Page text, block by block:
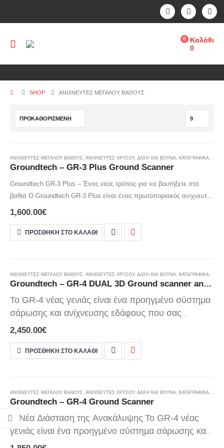
0
Καλάθι
0
SHOP ΑΝΙΧΝΕΥΤΈΣ ΜΕΓΆΛΟΎ ΒΆΘΟΥΣ
ΑΝΙΧΝΕΥΤΈΣ ΜΕΓΆΛΟΎ ΒΆΘΟΥΣ, ΑΝΙΧΝΕΥΤΈΣ ΧΡΥΣΟΎ, ΔΆΣΗ ΚΑΙ ΒΟΥΝΆ, ΚΑΤΑΓΡΑΦΙΚΑ - GPR
Groundtech – GR-3 Plus Ground Scanner
Groundtech GR-3 Plus – Ένας νέος τρόπος για να βουτήξετε στα
βαθιά Ο Groundtech GR-3 Plus είναι ένας πρωτοποριακός ανιχνευτής
σάρωσης εδάφους που προσφέρει μοναδική ακρίβεια και ευκολία
επιτρέπει την τρισδιάστατη ανάλυση του υπεδάφους,
αποκαλύπτοντας μεταλλικά αντικείμενα, κοιλότητες, σήραγγες.
1,600.00€
ΠΡΟΣΘΉΚΗ ΣΤΟ ΚΑΛΆΘΙ
ΑΝΙΧΝΕΥΤΈΣ ΜΕΓΆΛΟΎ ΒΆΘΟΥΣ ΑΝΙΧΝΕΥΤΈΣ ΧΡΥΣΟΎ, ΔΆΣΗ ΚΑΙ ΒΟΥΝΆ ΚΑΤΑΓΡΑΦΙΚΑ - GPR
Groundtech – GR-4 DUAL 3D Ground scanner and integrated pulse induction metal detector
Το GR-4 νέας γενιάς είναι ένα προηγμένο σύστημα
σάρωσης και ανίχνευσης εδάφους που σας
επιτρέπει να ανιχνεύετε υπόγειες ανωμαλίες, να
τα αποτελέσματα άμεσα.
Προσφέρει
ερευνητές και όποιον θέλει να εργαστεί με υψηλή
ακρίβεια σε υπόγειες κατασκευές.
2,450.00€
ΠΡΟΣΘΉΚΗ ΣΤΟ ΚΑΛΆΘΙ
ΑΝΙΧΝΕΥΤΈΣ ΜΕΓΆΛΟΎ ΒΆΘΟΥΣ ΑΝΙΧΝΕΥΤΈΣ ΧΡΥΣΟΎ, ΔΆΣΗ ΚΑΙ ΒΟΥΝΆ ΚΑΤΑΓΡΑΦΙΚΑ - GPR
Groundtech – GR-4 Ground Scanner
Η Νέα Διάσταση της Ανακάλυψης Το GR-4 νέας
γενιάς είναι ένα προηγμένο σύστημα σάρωσης και
ανίχνευσης εδάφους που σας επιτρέπει να